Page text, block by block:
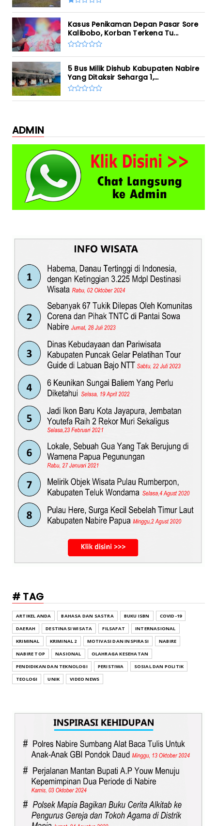
Kasus Penikaman Depan Pasar Sore
Kalibobo, Korban Terkena Tu...
5 Bus Milik Dishub Kabupaten Nabire
Yang Ditaksir Seharga 1,...
ADMIN
# TAG
ARTIKEL ANDA BAHASA DAN SASTRA BUKU ISBN
COVID-19
DAERAH
DESTINASI WISATA FILSAFAT
INTERNASIONAL
KRIMINAL
KRIMINAL 2 MOTIVASI DAN INSPIRASI
NABIRE
NABIRE TOP
NASIONAL
OLAHRAGA KESEHATAN
PENDIDIKAN DAN TEKNOLOGI
PERISTIWA
SOSIAL DAN POLITIK
TEOLOGI
UNIK VIDEO NEWS